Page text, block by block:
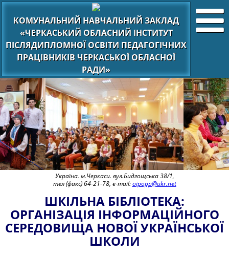
КОМУНАЛЬНИЙ НАВЧАЛЬНИЙ ЗАКЛАД
«ЧЕРКАСЬКИЙ ОБЛАСНИЙ ІНСТИТУТ
ПІСЛЯДИПЛОМНОЇ ОСВІТИ ПЕДАГОГІЧНИХ
ПРАЦІВНИКІВ ЧЕРКАСЬКОЇ ОБЛАСНОЇ
РАДИ»
Україна. м.Черкаси. вул.Бидгощська 38/1,
тел (факс) 64-21-78, e-mail:oipopp@ukr.net
ШКІЛЬНА БІБЛІОТЕКА:
ОРГАНІЗАЦІЯ ІНФОРМАЦІЙНОГО
СЕРЕДОВИЩА НОВОЇ УКРАЇНСЬКОЇ
ШКОЛИ